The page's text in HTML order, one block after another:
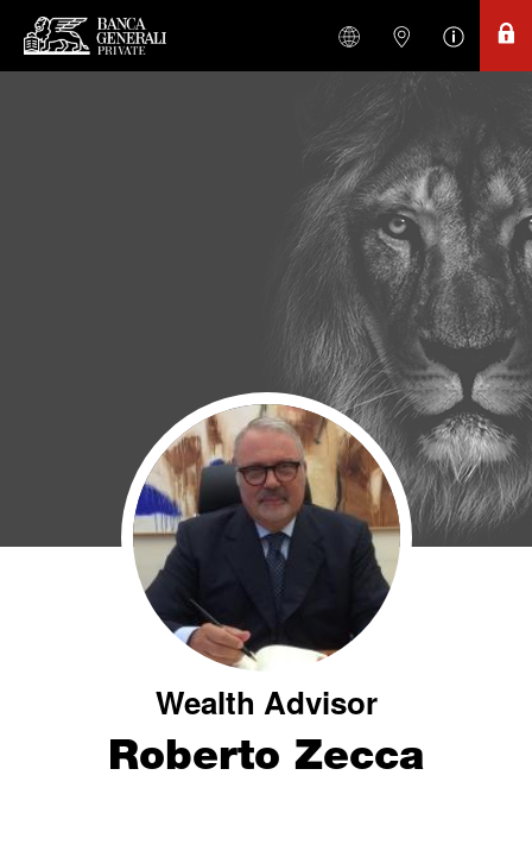
Wealth Advisor
Roberto Zecca